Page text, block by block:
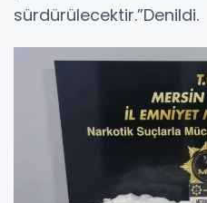
sürdürülecektir.”Denildi.